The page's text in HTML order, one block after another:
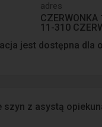
adres
CZERWONKA
11-310
jest dostępna dla
szyn z asystą